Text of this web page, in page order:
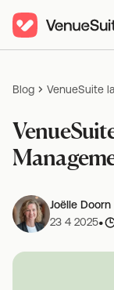
Blog VenueSuite
Joëlle Doorn
23 4 2025•